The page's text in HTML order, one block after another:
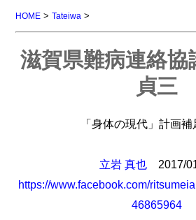
HOME >Tateiwa >
滋賀県難病連絡協
貞三
「身体の現代」計画
立岩 真也 2017/
https://www.facebook.com/
46865964